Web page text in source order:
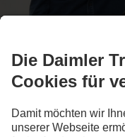
Finanzdienstleistungen